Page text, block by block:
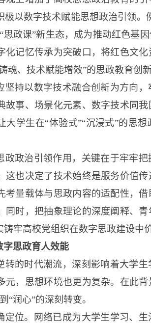
极以数字技术赋能思想政治引领。
思政课”新生态，成为推动红色基
化记忆传承为突破口，将红色文
魂、技术赋能增效”的思政教育创新
坚持以数字技术融合创新为方向
故事、场景化元素、数字技术同
大学生在“体验式”“沉浸式”的思
政政治引领作用，关键在于牢牢
这也决定了技术始终是服务价值
考量载体与思政内容的适配性，
同时，把抽象理论的深度阐释、
牢高校党组织在数字思政建设中
字思政育人效能
转的时代潮流，深刻影响着大学
元，思想环境也更为复杂。在此
“润心”的深刻转变。
定位。网络已成为大学生学习、